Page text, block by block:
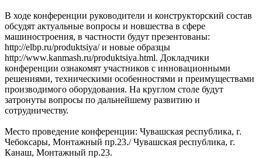
В ходе конференции руководители и конструкторский состав
обсудят актуальные вопросы и новшества в сфере
машиностроения, в частности будут презентованы:
http://elbp.ru/produktsiya/ и новые образцы
http://www.kanmash.ru/produktsiya.html. Докладчики
конференции ознакомят участников с инновационными
решениями, техническими особенностями и преимуществами
производимого оборудования. На круглом столе будут
затронуты вопросы по дальнейшему развитию и
сотрудничеству.
Место проведение конференции: Чувашская республика, г.
Чебоксары, Монтажный пр.23./ Чувашская республика, г.
Канаш, Монтажный пр.23.